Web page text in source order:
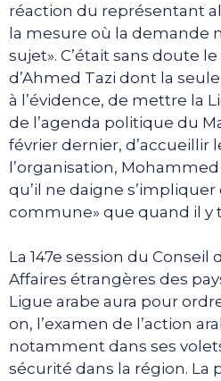
réaction du représentant
la mesure où la demande
sujet». C’était sans doute
d’Ahmed Tazi dont la
à l’évidence, de mettre la
de l’agenda politique du
février dernier, d’accueillir
l’organisation,
qu’il ne daigne s’impliquer
commune» que quand il y
La 147e session du Conseil
Affaires étrangères des
Ligue arabe aura pour
on, l’examen de l’action
notamment dans ses
sécurité dans la région. La